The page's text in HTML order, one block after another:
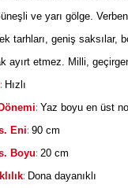
ve yarı gölge.
tarhları, geniş saksılar,
ayırt etmez. Milli,
: Hızlı
: Yaz boyu en üst
Eni: 90 cm
Boyu: 20 cm
: Dona dayanıklı